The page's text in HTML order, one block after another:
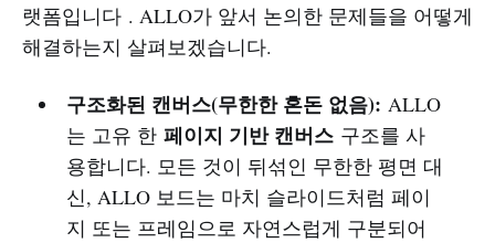
랫폼입니다 . ALLO가 앞서 논의한 문제들을 어떻게
해결하는지 살펴보겠습니다.
구조화된 캔버스(무한한 혼돈 없음): ALLO
는 고유 한 페이지 기반 캔버스구조를 사
용합니다. 모든 것이 뒤섞인 무한한 평면 대
신, ALLO 보드는 마치 슬라이드처럼 페이
지 또는 프레임으로 자연스럽게 구분되어